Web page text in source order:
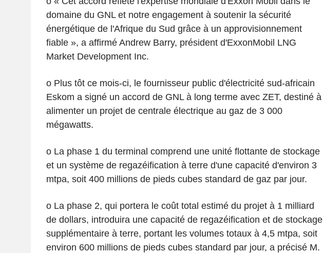
domaine du GNL et notre engagement à soutenir la sécurité
énergétique de l'Afrique du Sud grâce à un approvisionnement
fiable », a affirmé Andrew Barry, président d'ExxonMobil LNG
Market Development Inc.
o Plus tôt ce mois-ci, le fournisseur public d'électricité sud-africain
Eskom a signé un accord de GNL à long terme avec ZET, destiné à
alimenter un projet de centrale électrique au gaz de 3 000
mégawatts.
o La phase 1 du terminal comprend une unité flottante de stockage
et un système de regazéification à terre d'une capacité d'environ 3
mtpa, soit 400 millions de pieds cubes standard de gaz par jour.
o La phase 2, qui portera le coût total estimé du projet à 1 milliard
de dollars, introduira une capacité de regazéification et de stockage
supplémentaire à terre, portant les volumes totaux à 4,5 mtpa, soit
environ 600 millions de pieds cubes standard par jour, a précisé M.